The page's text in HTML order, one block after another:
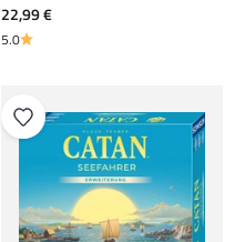
Angebot
22,99 €
5.0